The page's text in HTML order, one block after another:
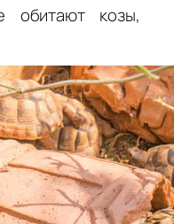
обитают козы,